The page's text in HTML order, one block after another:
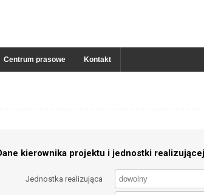
Centrum prasowe Kontakt
kierownika projektu i jednostki realizującej
Jednostka realizująca